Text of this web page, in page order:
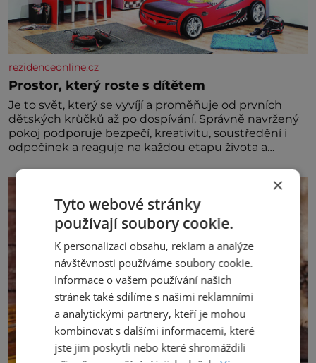
rezidenceonline.cz
Prostor, který roste s dítětem
Je to svět, který se vyvíjí a proměňuje od prvních
dětských krůčků až po dospívání. Správně navržený
pokoj podporuje bezpečí, kreativitu, soustředění i
odpočinek a reaguje na každou etapu života a
jednoduchost, měkkost a bezpečí, proto by pokoj
miminka měl působit především klidně a útulně.
Předškolní věk je
×
Tyto webové stránky
používají soubory cookie.
K personalizaci obsahu, reklam a analýze
návštěvnosti používáme soubory cookie.
Informace o vašem používání našich
stránek také sdílíme s našimi reklamními
a analytickými partnery, kteří je mohou
kombinovat s dalšími informacemi, které
jste jim poskytli nebo které shromáždili